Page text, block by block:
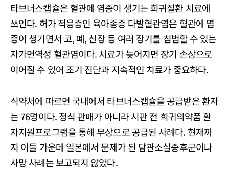
타브너스캡슐은 혈관에 염증이 생기는 희귀질환 치료에
쓰인다. 허가 적응증인 육아종증 다발혈관염은 혈관에 염
증이 생기면서 코, 폐, 신장 등 여러 장기를 침범할 수 있는
자가면역성 혈관염이다. 치료가 늦어지면 장기 손상으로
이어질 수 있어 조기 진단과 지속적인 치료가 중요하다.
식약처에 따르면 국내에서 타브너스캡슐을 공급받은 환자
는 76명이다. 정식 판매가 아니라 시판 전 희귀의약품 환
자지원프로그램을 통해 무상으로 공급된 사례다. 현재까
지 이들 가운데 일본에서 문제가 된 담관소실증후군이나
사망 사례는 보고되지 않았다.